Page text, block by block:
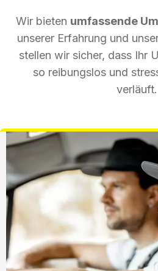
Wir bieten umfassende
unserer Erfahrung und
stellen wir sicher, dass Ihr
so reibungslos und
verläuft.